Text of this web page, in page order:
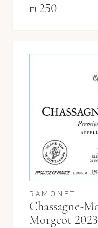
₪ 250
RAMONET
Chassagne-
Morgeot 2023